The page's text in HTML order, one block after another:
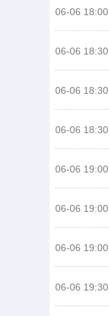
06-06 18:00
06-06 18:30
06-06 18:30
06-06 18:30
06-06 19:00
06-06 19:00
06-06 19:00
06-06 19:30